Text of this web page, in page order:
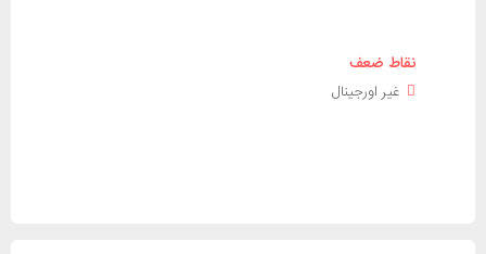
نقاط ضعف
غیر اورجینال